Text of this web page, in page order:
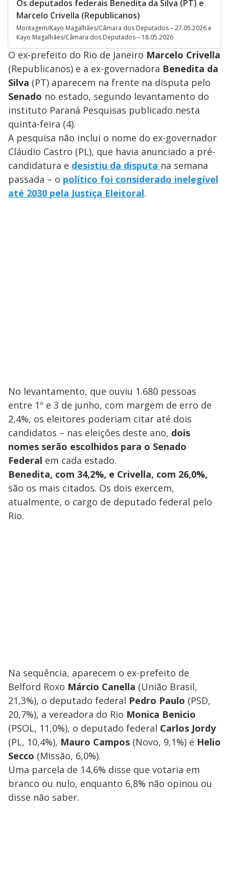
Os deputados federais Benedita da Silva (PT) e
Marcelo Crivella (Republicanos)
Montagem/Kayo Magalhães/Câmara dos Deputados – 27.05.2026 e
Kayo Magalhães/Câmara dos Deputados – 18.05.2026
O ex-prefeito do Rio de Janeiro Marcelo Crivella
(Republicanos) e a ex-governadora Benedita da
Silva (PT) aparecem na frente na disputa pelo
Senado no estado, segundo levantamento do
instituto Paraná Pesquisas publicado nesta
quinta-feira (4).
A pesquisa não inclui o nome do ex-governador
Cláudio Castro (PL), que havia anunciado a pré-
candidatura e desistiu da disputa na semana
passada – o político foi considerado inelegível
até 2030 pela Justiça Eleitoral.
No levantamento, que ouviu 1.680 pessoas
entre 1º e 3 de junho, com margem de erro de
2,4%, os eleitores poderiam citar até dois
candidatos – nas eleições deste ano, dois
nomes serão escolhidos para o Senado
Federal em cada estado.
Benedita, com 34,2%, e Crivella, com 26,0%,
são os mais citados. Os dois exercem,
atualmente, o cargo de deputado federal pelo
Rio.
Na sequência, aparecem o ex-prefeito de
Belford Roxo Márcio Canella (União Brasil,
21,3%), o deputado federal Pedro Paulo (PSD,
20,7%), a vereadora do Rio Monica Benicio
(PSOL, 11,0%), o deputado federal Carlos Jordy
(PL, 10,4%), Mauro Campos (Novo, 9,1%) e Helio
Secco (Missão, 6,0%).
Uma parcela de 14,6% disse que votaria em
branco ou nulo, enquanto 6,8% não opinou ou
disse não saber.